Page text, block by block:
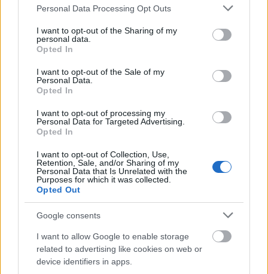
Please note that this website/app uses one or more Google
not limited to your visit or usage behaviour. You may click to
grant or deny consent to Google and its third-party tags to
use your data for below specified purposes in below Google
consent section.
Personal Data Processing Opt Outs
I want to opt-out of the Sharing of my
personal data.
Opted In
I want to opt-out of the Sale of my
Personal Data.
Opted In
I want to opt-out of processing my
Personal Data for Targeted Advertising.
Opted In
I want to opt-out of Collection, Use,
Retention, Sale, and/or Sharing of my
Personal Data that Is Unrelated with the
Purposes for which it was collected.
Opted Out
Google consents
I want to allow Google to enable storage
related to advertising like cookies on web or
device identifiers in apps.
eseménysorozattal akarják megmutatni,
hogy lehet biztonságos élő rendezvényt
tartani. A kezdeményezéshez már 170 cég
csatlakozott.
Ön az egyik legnagyobb
rendezvénytechnikai cég vezérigazgatója
több éve. Mit jelent a COVID-19 miatti
kényszerpihenő egy 3-4 milliárdos
árbevételű középvállalat
Ez egy nagyon nehéz és bizonytalan időszak,
amely az egész iparágat súlyosan érinti.